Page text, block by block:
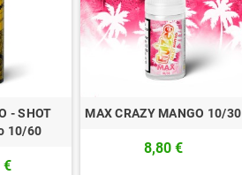
- SHOT
10/60
€
MAX CRAZY MANGO 10/30
8,80 €